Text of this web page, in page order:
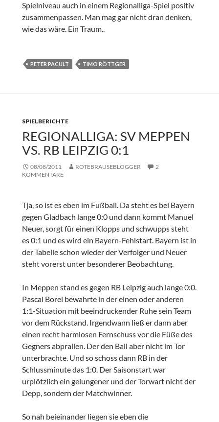
Spielniveau auch in einem Regionalliga-Spiel positiv
zusammenpassen. Man mag gar nicht dran denken,
wie das wäre. Ein Traum..
PETER PACULT TIMO RÖTTGER
SPIELBERICHTE
REGIONALLIGA: SV MEPPEN
VS. RB LEIPZIG 0:1
08/08/2011 ROTEBRAUSEBLOGGER
2
KOMMENTARE
Tja, so ist es eben im Fußball. Da steht es bei Bayern
gegen Gladbach lange 0:0 und dann kommt Manuel
Neuer, sorgt für einen Klopps und schwupps steht
es 0:1 und es wird ein Bayern-Fehlstart. Bayern ist in
der Tabelle schon wieder der Verfolger und Neuer
steht vorerst unter besonderer Beobachtung.
In Meppen stand es gegen RB Leipzig auch lange 0:0.
Pascal Borel bewahrte in der einen oder anderen
1:1-Situation mit beeindruckender Ruhe sein Team
vor dem Rückstand. Irgendwann ließ er dann aber
einen recht harmlosen Fernschuss vor die Füße des
Gegners abprallen. Der den Ball aber nicht im Tor
unterbrachte. Und so schoss dann RB in der
Schlussminute das 1:0. Der Saisonstart war
urplötzlich ein gelungener und der Torwart nicht der
Depp, sondern der Matchwinner.
So nah beieinander liegen sie eben die